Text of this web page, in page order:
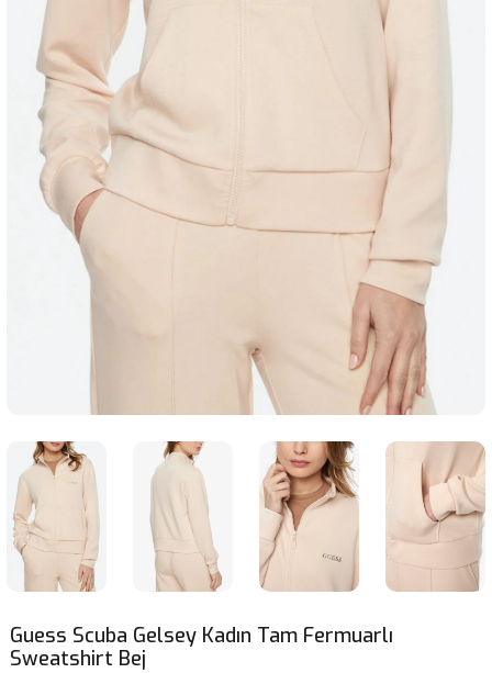
Guess Scuba Gelsey Kadın Tam Fermuarlı
Sweatshirt Bej
SWEATSHIRT
T-SHIRT
TUNİK